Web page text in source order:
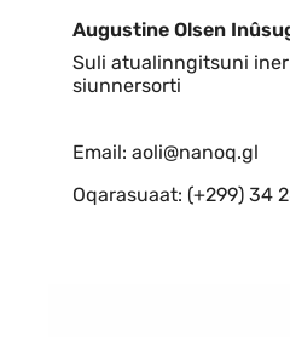
Augustine Olsen
Suli atualinngitsuni
siunnersorti
Email: aoli@nanoq.gl
Oqarasuaat: (+299) 34